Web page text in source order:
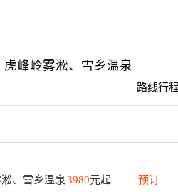
峰岭雾淞、雪乡温泉
路线行
、雪乡温泉3980元起 预订